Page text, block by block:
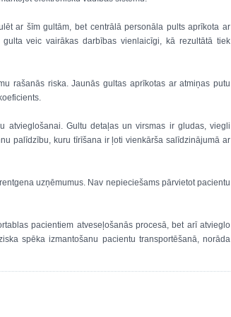
ar šīm gultām, bet centrālā personāla pults aprīkota ar
veic vairākas darbības vienlaicīgi, kā rezultātā tiek
rašanās riska. Jaunās gultas aprīkotas ar atmiņas putu
koeficients.
atvieglošanai. Gultu detaļas un virsmas ir gludas, viegli
palīdzību, kuru tīrīšana ir ļoti vienkārša salīdzinājumā ar
uzņēmumus. Nav nepieciešams pārvietot pacientu
pacientiem atveseļošanās procesā, bet arī atvieglo
spēka izmantošanu pacientu transportēšanā, norāda